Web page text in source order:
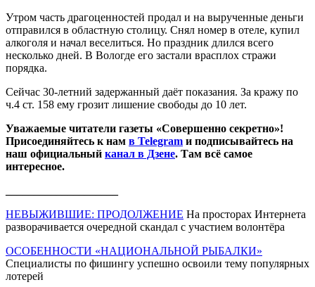
Утром часть драгоценностей продал и на вырученные деньги
отправился в областную столицу. Снял номер в отеле, купил
алкоголя и начал веселиться. Но праздник длился всего
несколько дней. В Вологде его застали врасплох стражи
порядка.
Сейчас 30-летний задержанный даёт показания. За кражу по
ч.4 ст. 158 ему грозит лишение свободы до 10 лет.
Уважаемые читатели газеты «Совершенно секретно»!
Присоединяйтесь к нам в Telegram и подписывайтесь на
наш официальный канал в Дзене. Там всё самое
интересное.
НЕВЫЖИВШИЕ: ПРОДОЛЖЕНИЕ На просторах Интернета
разворачивается очередной скандал с участием волонтёра
ОСОБЕННОСТИ «НАЦИОНАЛЬНОЙ РЫБАЛКИ»
Специалисты по фишингу успешно освоили тему популярных
лотерей